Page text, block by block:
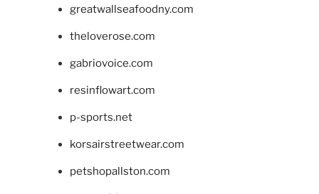
greatwallseafoodny.com
theloverose.com
gabriovoice.com
resinflowart.com
p-sports.net
korsairstreetwear.com
petshopallston.com